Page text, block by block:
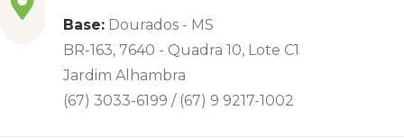
Base: Dourados - MS
BR-163, 7640 - Quadra 10, Lote C1
Jardim Alhambra
(67) 3033-6199 / (67) 9 9217-1002